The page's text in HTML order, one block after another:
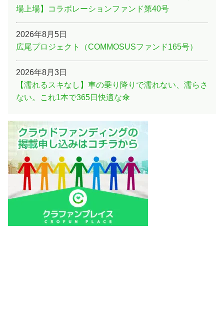
場上場】コラボレーションファンド第40号
2026年8月5日
広尾プロジェクト（COMMOSUSファンド165号）
2026年8月3日
【濡れるスキなし】車の乗り降りで濡れない、濡らさ
ない。これ1本で365日快適な傘